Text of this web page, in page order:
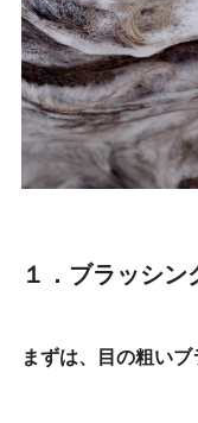
１．ブラッシン
まずは、目の粗いブ